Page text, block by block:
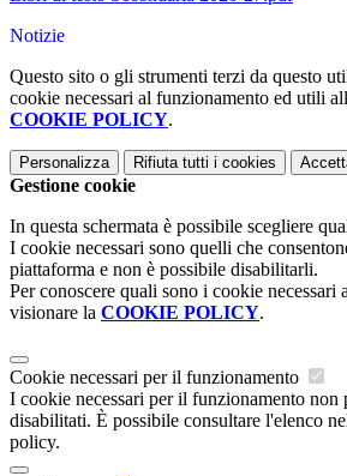
Notizie
Questo sito o gli strumenti terzi da questo
cookie necessari al funzionamento ed utili
COOKIE POLICY.
Personalizza Rifiuta tutti i cookies
Gestione cookie
In questa schermata è possibile scegliere
I cookie necessari sono quelli che
piattaforma e non è possibile disabilitarli.
Per conoscere quali sono i cookie necessari
visionare la COOKIE POLICY.
Cookie necessari per il funzionamento
I cookie necessari per il funzionamento non
disabilitati. È possibile consultare l'elenco
policy.